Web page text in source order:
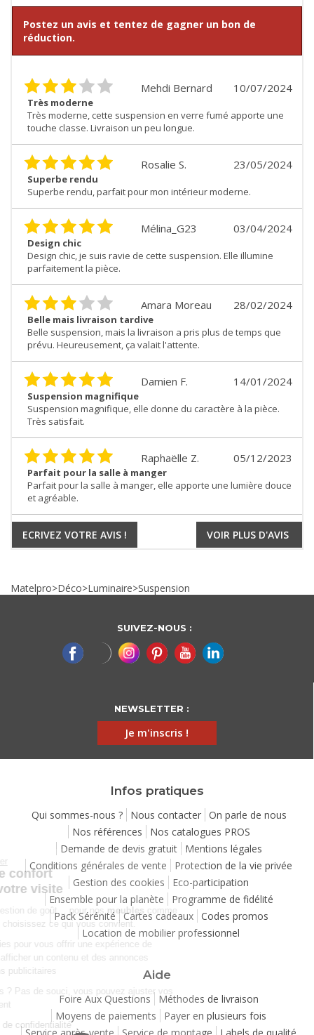
Postez un avis et tentez de gagner un bon de
réduction.
10/07/2024
Mehdi Bernard
Très moderne
Très moderne, cette suspension en verre fumé apporte une
touche classe. Livraison un peu longue.
23/05/2024
Rosalie S.
Superbe rendu
Superbe rendu, parfait pour mon intérieur moderne.
03/04/2024
Mélina_G23
Design chic
Design chic, je suis ravie de cette suspension. Elle illumine
parfaitement la pièce.
28/02/2024
Amara Moreau
Belle mais livraison tardive
Belle suspension, mais la livraison a pris plus de temps que
prévu. Heureusement, ça valait l'attente.
14/01/2024
Damien F.
Suspension magnifique
Suspension magnifique, elle donne du caractère à la pièce.
Très satisfait.
05/12/2023
Raphaëlle Z.
Parfait pour la salle à manger
Parfait pour la salle à manger, elle apporte une lumière douce
et agréable.
ECRIVEZ VOTRE AVIS ! VOIR PLUS D'AVIS
Matelpro>Déco>Luminaire>Suspension
SUIVEZ-NOUS :
NEWSLETTER :
Je m'inscris !
Infos pratiques
Qui sommes-nous ? Nous contacter
On parle de nous
Nos références
Nos catalogues PROS
Demande de devis gratuit
Mentions légales
Conditions générales de vente
Protection de la vie privée
Gestion des cookies
Eco-participation
Ensemble pour la planète
Programme de fidélité
Pack Sérénité
Cartes cadeaux
Codes promos
Location de mobilier professionnel
Aide
Foire Aux Questions
Méthodes de livraison
Moyens de paiements
Payer en plusieurs fois
Continuer sans accepter
Chez Matelpro, le confort
commence dès votre visite
Le confort, c'est une question de goût… pour nos
pour nos cookies ! Vous choisissez ce qui vous convient.
Nous utilisons des cookies pour vous offrir une expérience de
navigation moelleuse et afficher un contenu et des annonces
personnalisées à des fins publicitaires
Besoin de changer d’avis ? Pas de souci, vous pouvez ajuster vos
préférences à tout moment
Consulter notre politique de confidentialité